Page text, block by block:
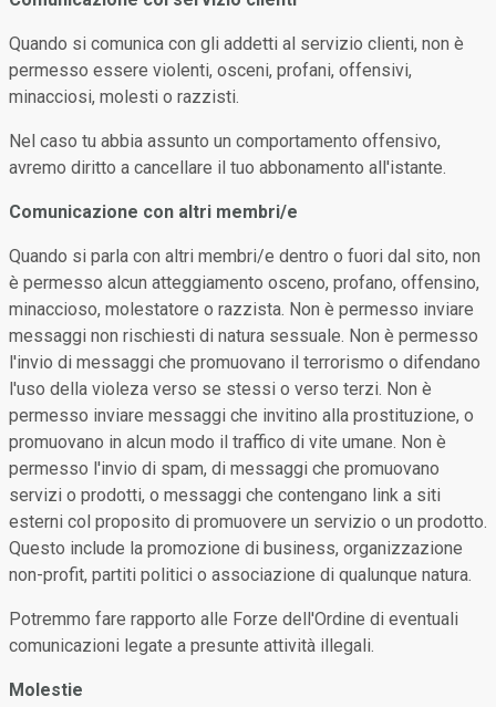
Quando si comunica con gli addetti al servizio clienti, non è
permesso essere violenti, osceni, profani, offensivi,
minacciosi, molesti o razzisti.
Nel caso tu abbia assunto un comportamento offensivo,
avremo diritto a cancellare il tuo abbonamento all'istante.
Comunicazione con altri membri/e
Quando si parla con altri membri/e dentro o fuori dal sito, non
è permesso alcun atteggiamento osceno, profano, offensino,
minaccioso, molestatore o razzista. Non è permesso inviare
messaggi non rischiesti di natura sessuale. Non è permesso
l'invio di messaggi che promuovano il terrorismo o difendano
l'uso della violeza verso se stessi o verso terzi. Non è
permesso inviare messaggi che invitino alla prostituzione, o
promuovano in alcun modo il traffico di vite umane. Non è
permesso l'invio di spam, di messaggi che promuovano
servizi o prodotti, o messaggi che contengano link a siti
esterni col proposito di promuovere un servizio o un prodotto.
Questo include la promozione di business, organizzazione
non-profit, partiti politici o associazione di qualunque natura.
Potremmo fare rapporto alle Forze dell'Ordine di eventuali
comunicazioni legate a presunte attività illegali.
Molestie